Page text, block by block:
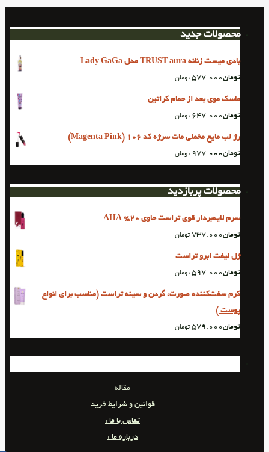
محصولات جدید
بادی میست زنانه TRUST aura مدل Lady GaGa
تومان577.000 تومان
ماسک موی بعد از حمام کراتین
تومان647.000 تومان
رژ لب مایع مخملی مات سرژه کد 106 (Magenta Pink)
تومان977.000 تومان
محصولات پربازدید
سرم لایه‌بردار قوی تراست حاوی 20% AHA
تومان737.000 تومان
ژل لیفت ابرو‌ تراست
تومان597.000 تومان
کرم سفت‌کننده صورت، گردن و سینه تراست (مناسب برای انواع
پوست )
تومان579.000 تومان
مقاله
قوانین و شرایط خرید
تماس با ما :
درباره ما :